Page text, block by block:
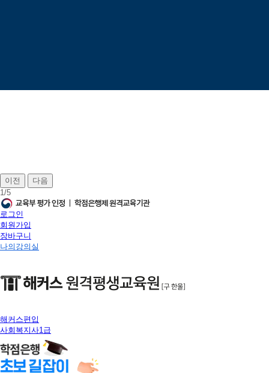
이전
다음
1/5
로그인
회원가입
장바구니
나의강의실
해커스편입
사회복지사1급